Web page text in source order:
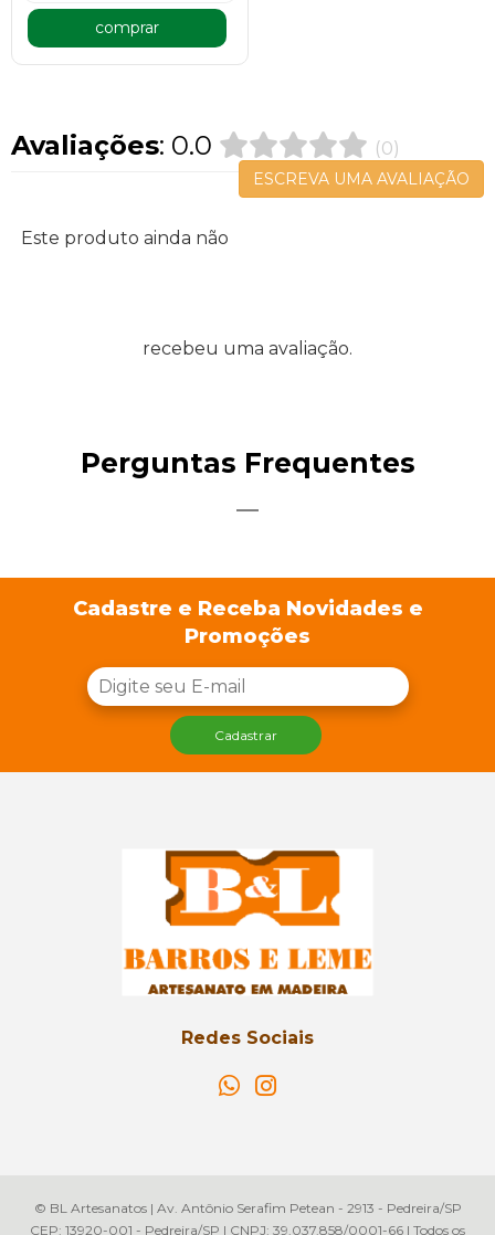
comprar
Avaliações: 0.0 (0)
ESCREVA UMA AVALIAÇÃO
Este produto ainda não
recebeu uma avaliação.
Perguntas Frequentes
Cadastre e Receba Novidades e
Promoções
Cadastrar
Redes Sociais
© BL Artesanatos | Av. Antônio Serafim Petean - 2913 - Pedreira/SP
CEP: 13920-001 - Pedreira/SP | CNPJ: 39.037.858/0001-66 | Todos os